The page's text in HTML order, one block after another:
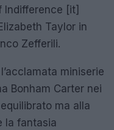
Indifference [it]
Taylor in
Zefferili.
miniserie
Bonham Carter nei
ma alla
la fantasia